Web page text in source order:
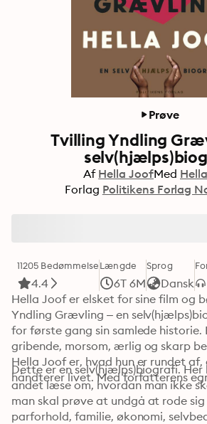
Prøve
Tvilling Yndling
Af Hella JoofMed
Forlag Politikens Forlag
11205 Bedømmelse
4.4
Længde
6T 6M
Sprog
Dansk
Hella Joof er elsket for sine film og
Yndling Grævling – en
for første gang sin samlede historie.
gribende, morsom, ærlig og skarp
Hella Joof er, hvad hun er rundet
håndterer livet. Med forfatterens
Dette er en selv(hjælps)biografi.
andet læse om, hvordan man ikke
man skal prøve at undgå at rode
parforhold, familie, økonomi,